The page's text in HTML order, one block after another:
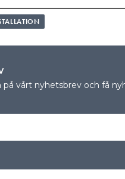
billigare än om du
på
att koppla upp
larm och ventilation.
du ju även möjligheten
ska man ändå sätta
och annat – då är
på vårt nyhetsbrev och få